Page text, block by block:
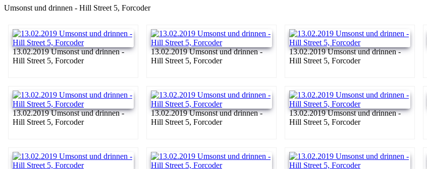
Umsonst und drinnen - Hill Street 5, Forcoder
13.02.2019 Umsonst und drinnen -
Hill Street 5, Forcoder
13.02.2019 Umsonst und drinnen -
Hill Street 5, Forcoder
13.02.2019 Umsonst und drinnen -
Hill Street 5, Forcoder
13.02.2019 Umsonst und drinnen -
Hill Street 5, Forcoder
13.02.2019 Umsonst und drinnen -
Hill Street 5, Forcoder
13.02.2019 Umsonst und drinnen -
Hill Street 5, Forcoder